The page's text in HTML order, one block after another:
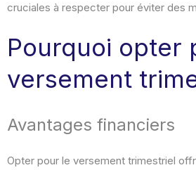
cruciales à respecter pour éviter des
Pourquoi opter
versement
Avantages financiers
Opter pour le versement trimestriel